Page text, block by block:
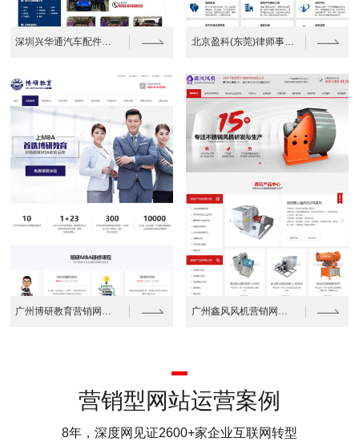
深圳兴华通汽车配件营销网站建设案例 北京盈科(东莞)律师事务所网站建设案例
广州博研教育营销网站建设案例 广州鑫风风机营销网站建设案例
营销型网站运营案例
8年，深度网见证2600+家企业互联网转型